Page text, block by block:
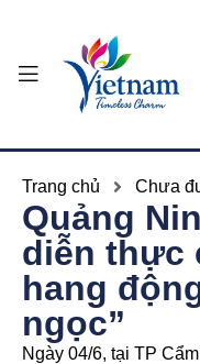
Trang chủ Chưa
Quảng
diễn thực
hang
ngọc”
Ngày 04/6, tại TP